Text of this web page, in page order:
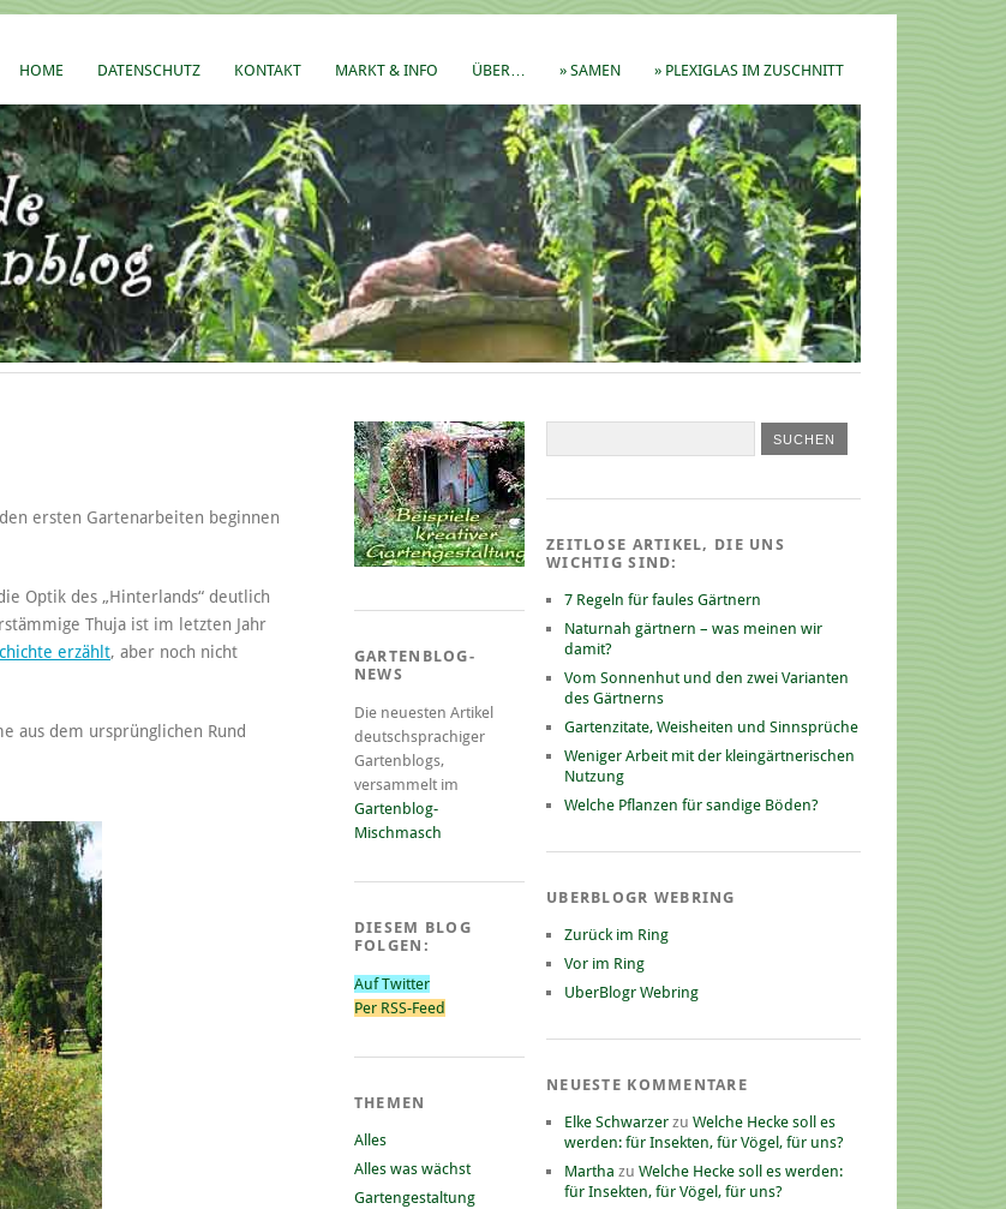
HOME DATENSCHUTZ KONTAKT MARKT & INFO ÜBER… » SAMEN » PLEXIGLAS IM ZUSCHNITT
ersten Gartenarbeiten beginnen
Optik des „Hinterlands“ deutlich
Thuja ist im letzten Jahr
erzählt, aber noch nicht
aus dem ursprünglichen Rund
GARTENBLOG-
NEWS
Die neuesten Artikel
deutschsprachiger
Gartenblogs,
versammelt im
Gartenblog-
Mischmasch
DIESEM BLOG
FOLGEN:
Auf Twitter
Per RSS-Feed
THEMEN
Alles
Alles was wächst
Gartengestaltung
ZEITLOSE ARTIKEL, DIE UNS
WICHTIG SIND:
7 Regeln für faules Gärtnern
Naturnah gärtnern – was meinen wir
damit?
Vom Sonnenhut und den zwei Varianten
des Gärtnerns
Gartenzitate, Weisheiten und Sinnsprüche
Weniger Arbeit mit der kleingärtnerischen
Nutzung
Welche Pflanzen für sandige Böden?
UBERBLOGR WEBRING
Zurück im Ring
Vor im Ring
UberBlogr Webring
NEUESTE KOMMENTARE
Elke Schwarzer zu Welche Hecke soll es
werden: für Insekten, für Vögel, für uns?
Martha zu Welche Hecke soll es werden:
für Insekten, für Vögel, für uns?